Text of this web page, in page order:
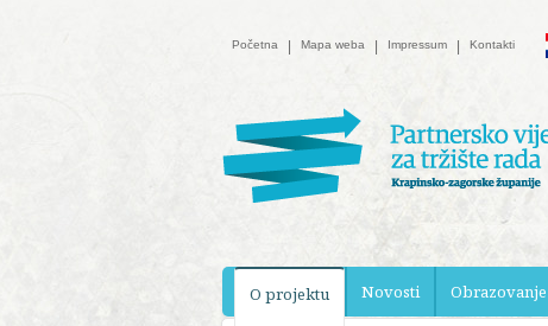
Kontakti
Impressum
Mapa weba
Početna
O projektu Novosti Obrazovanje